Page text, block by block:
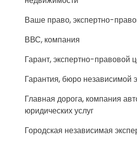
Ваше право, экспертно-
ВВС, компания
Гарант, экспертно-правовой
Гарантия, бюро независимой
Главная дорога, компания
юридических услуг
Городская независимая